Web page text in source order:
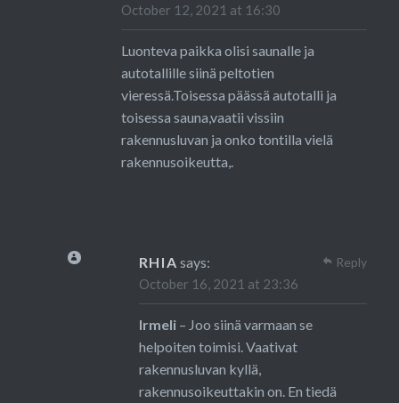
October 12, 2021 at 16:30
Luonteva paikka olisi saunalle ja
autotallille siinä peltotien
vieressä.Toisessa päässä autotalli ja
toisessa sauna,vaatii vissiin
rakennusluvan ja onko tontilla vielä
rakennusoikeutta,.
RHIA says:
October 16, 2021 at 23:36
Irmeli– Joo siinä varmaan se
helpoiten toimisi. Vaativat
rakennusluvan kyllä,
rakennusoikeuttakin on. En tiedä
Reply